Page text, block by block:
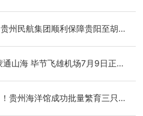
州民航集团顺利保障贵阳至胡
通山海 毕节飞雄机场7月9日正式
贵州海洋馆成功批量繁育三只